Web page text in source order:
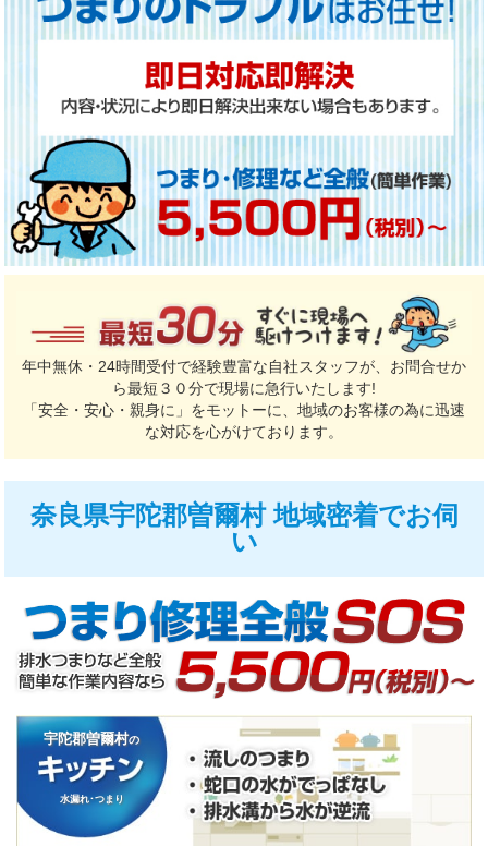
年中無休・24時間受付で経験豊富な自社スタッフが、お問合せか
ら最短３０分で現場に急行いたします!
「安全・安心・親身に」をモットーに、地域のお客様の為に迅速
な対応を心がけております。
奈良県宇陀郡曽爾村 地域密着でお伺
い
宇陀郡曽爾村の
水漏れ･つまり